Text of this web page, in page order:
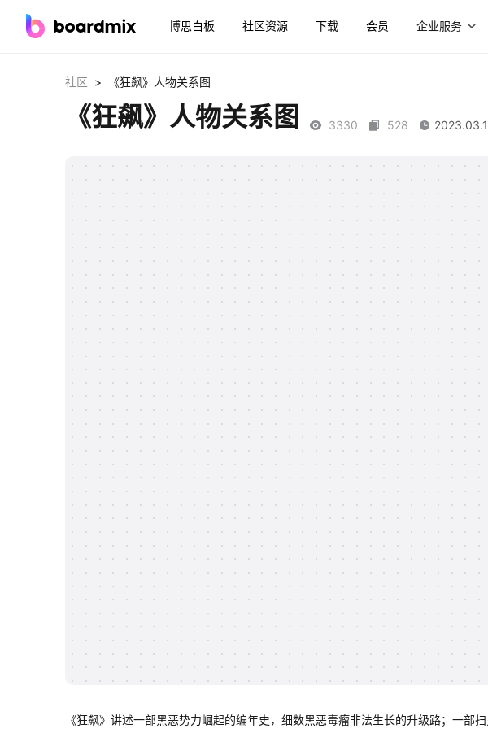
博思白板 社区资源 下载 会员 企业服务
社区 > 《狂飙》人物关系图
《狂飙》人物关系图 3330 528
《狂飙》讲述一部黑恶势力崛起的编年史，细数黑恶毒瘤非法生长的升级路；一部